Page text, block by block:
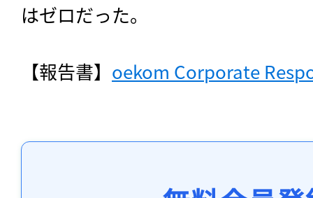
はゼロだった。
【報告書】 oekom Corporate